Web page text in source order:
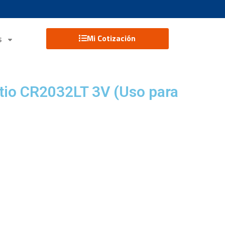
Mi Cotización
CR2032LT 3V (Uso para